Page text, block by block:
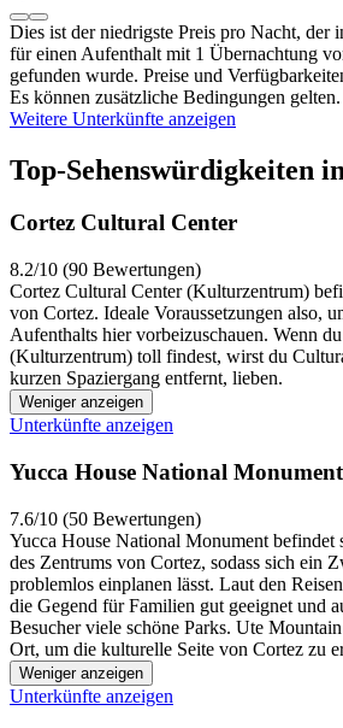
Dies ist der niedrigste Preis pro Nacht, der
für einen Aufenthalt mit 1 Übernachtung
gefunden wurde. Preise und
Es können zusätzliche Bedingungen gelten.
Weitere Unterkünfte anzeigen
Top-Sehenswürdigkeiten
Cortez Cultural Center
8.2/10 (90 Bewertungen)
Cortez Cultural Center (Kulturzentrum)
von Cortez. Ideale Voraussetzungen also,
Aufenthalts hier vorbeizuschauen. Wenn
(Kulturzentrum) toll findest, wirst du
kurzen Spaziergang entfernt, lieben.
Weniger anzeigen
Unterkünfte anzeigen
Yucca House National Monument
7.6/10 (50 Bewertungen)
Yucca House National Monument befindet
des Zentrums von Cortez, sodass sich ein
problemlos einplanen lässt. Laut den
die Gegend für Familien gut geeignet und
Besucher viele schöne Parks. Ute
Ort, um die kulturelle Seite von Cortez zu
Weniger anzeigen
Unterkünfte anzeigen